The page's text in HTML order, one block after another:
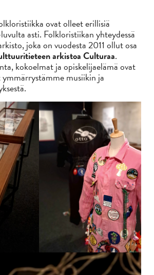
ovat olleet erillisiä
asti. Folkloristiikan yhteydessä
joka on vuodesta 2011 ollut osa
arkistoa Culturaa.
kokoelmat ja opiskelijaelämä ovat
ymmärrystämme musiikin ja